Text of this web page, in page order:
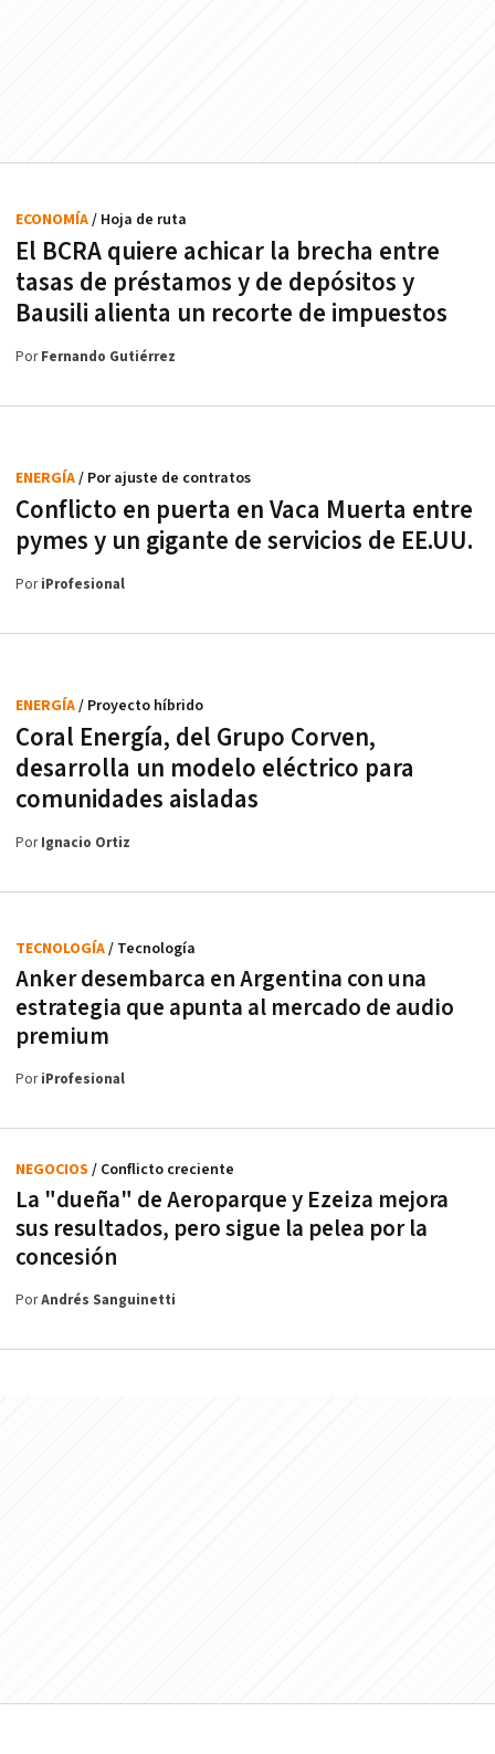
El BCRA quiere achicar la brecha entre
tasas de préstamos y de depósitos y
Bausili alienta un recorte de impuestos
ECONOMÍA/ Hoja de ruta
PorFernando Gutiérrez
Conflicto en puerta en Vaca Muerta entre
pymes y un gigante de servicios de EE.UU.
ENERGÍA/ Por ajuste de contratos
PoriProfesional
Coral Energía, del Grupo Corven,
desarrolla un modelo eléctrico para
comunidades aisladas
ENERGÍA/ Proyecto híbrido
PorIgnacio Ortiz
Anker desembarca en Argentina con una
estrategia que apunta al mercado de audio
premium
TECNOLOGÍA/ Tecnología
PoriProfesional
La "dueña" de Aeroparque y Ezeiza mejora
sus resultados, pero sigue la pelea por la
concesión
NEGOCIOS / Conflicto creciente
PorAndrés Sanguinetti